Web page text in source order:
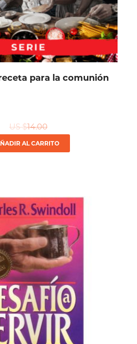
para la comunión
US $14.00
AL CARRITO